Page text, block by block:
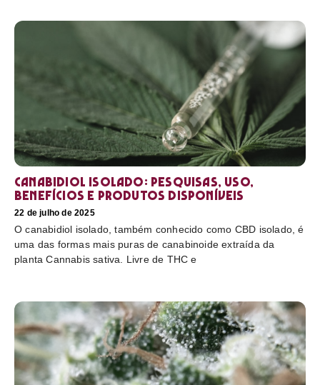
Canabidiol Isolado: pesquisas, uso,
benefícios e produtos disponíveis
22 de julho de 2025
O canabidiol isolado, também conhecido como CBD isolado, é
uma das formas mais puras de canabinoide extraída da
planta Cannabis sativa. Livre de THC e